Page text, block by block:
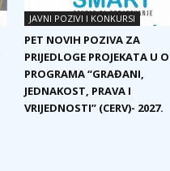
JAVNI POZIVI I KONKURSI
PET NOVIH POZIVA ZA
PRIJEDLOGE PROJEKATA U
PROGRAMA “GRAĐANI,
JEDNAKOST, PRAVA I
VRIJEDNOSTI” (CERV)- 2027.